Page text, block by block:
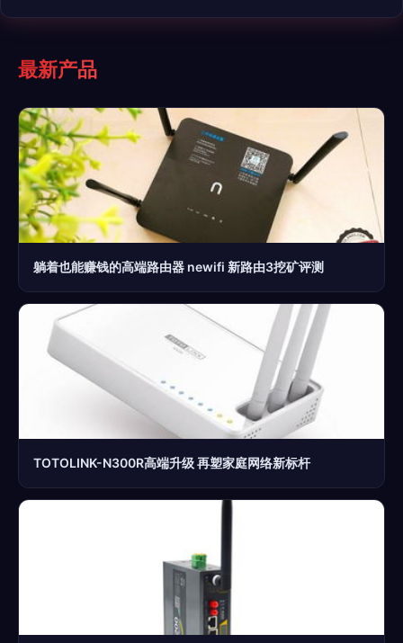
最新产品
躺着也能赚钱的高端路由器 newifi 新路由3挖矿评测
TOTOLINK-N300R高端升级 再塑家庭网络新标杆